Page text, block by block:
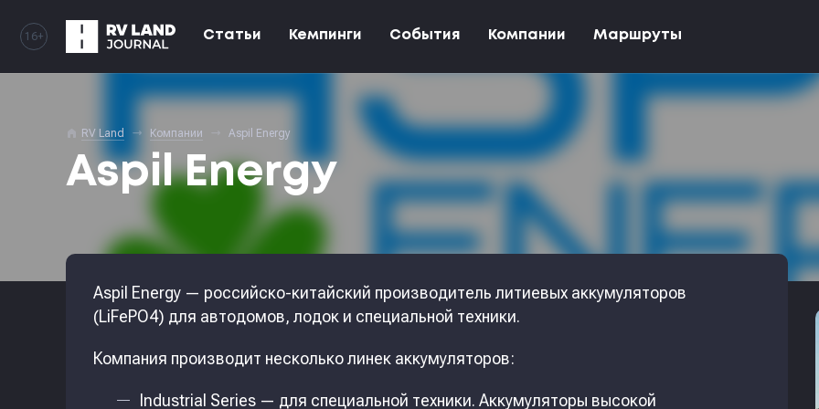
Статьи Кемпинги События Компании Маршруты
16+
RV Land Компании Aspil Energy
Aspil Energy
Aspil Energy — российско-китайский производитель литиевых аккумуляторов
(LiFePO4) для автодомов, лодок и специальной техники.
Компания производит несколько линек аккумуляторов:
Industrial Series — для специальной техники. Аккумуляторы высокой